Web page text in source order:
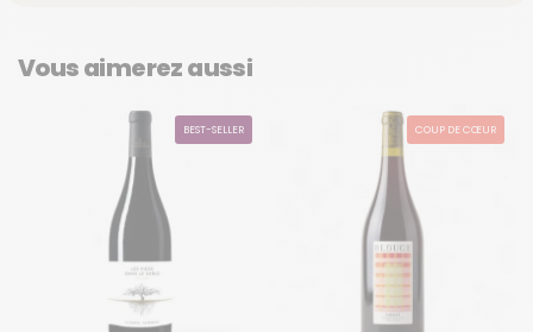
Vous aimerez aussi
BEST-SELLER COUP DE CŒUR